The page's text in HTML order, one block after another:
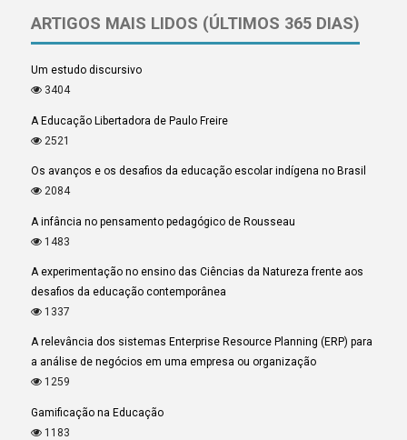
ARTIGOS MAIS LIDOS (ÚLTIMOS 365 DIAS)
Um estudo discursivo
3404
A Educação Libertadora de Paulo Freire
2521
Os avanços e os desafios da educação escolar indígena no Brasil
2084
A infância no pensamento pedagógico de Rousseau
1483
A experimentação no ensino das Ciências da Natureza frente aos
desafios da educação contemporânea
1337
A relevância dos sistemas Enterprise Resource Planning (ERP) para
a análise de negócios em uma empresa ou organização
1259
Gamificação na Educação
1183